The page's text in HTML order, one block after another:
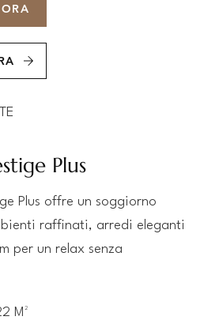
Plus
Plus offre un soggiorno
raffinati, arredi eleganti
per un relax senza
M²